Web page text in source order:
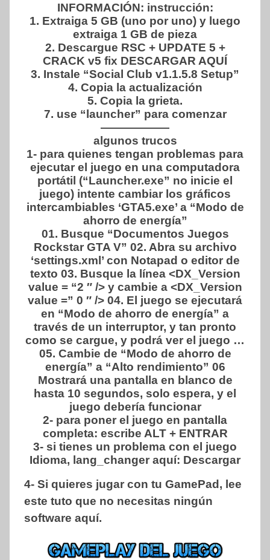
INFORMACIÓN: instrucción:
1. Extraiga 5 GB (uno por uno) y luego
extraiga 1 GB de pieza
2. Descargue RSC + UPDATE 5 +
CRACK v5 fix DESCARGAR AQUÍ
3. Instale “Social Club v1.1.5.8 Setup”
4. Copia la actualización
5. Copia la grieta.
7. use “launcher” para comenzar
——————
algunos trucos
1- para quienes tengan problemas para
ejecutar el juego en una computadora
portátil (“Launcher.exe” no inicie el
juego) intente cambiar los gráficos
intercambiables ‘GTA5.exe’ a “Modo de
ahorro de energía”
01. Busque “Documentos Juegos
Rockstar GTA V” 02. Abra su archivo
‘settings.xml’ con Notapad o editor de
texto 03. Busque la línea <DX_Version
value = “2 ″ /> y cambie a <DX_Version
value =” 0 ″ /> 04. El juego se ejecutará
en “Modo de ahorro de energía” a
través de un interruptor, y tan pronto
como se cargue, y podrá ver el juego …
05. Cambie de “Modo de ahorro de
energía” a “Alto rendimiento” 06
Mostrará una pantalla en blanco de
hasta 10 segundos, solo espera, y el
juego debería funcionar
2- para poner el juego en pantalla
completa: escribe ALT + ENTRAR
3- si tienes un problema con el juego
Idioma, lang_changer aquí: Descargar
4- Si quieres jugar con tu GamePad, lee
este tuto que no necesitas ningún
software aquí.